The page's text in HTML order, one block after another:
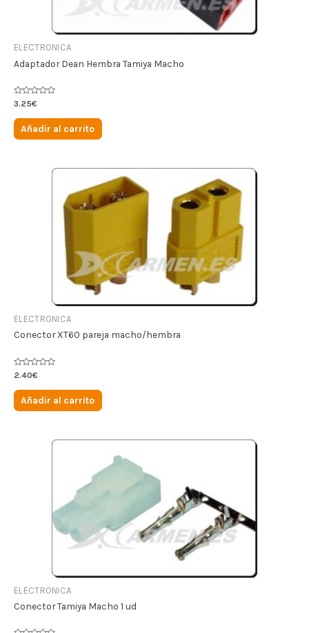
ELECTRONICA
Adaptador Dean Hembra Tamiya Macho
Valorado
0
de
3.25€
Añadir al carrito
ELECTRONICA
Conector XT60 pareja macho/hembra
Valorado
en
0
de
2.40€
Añadir al carrito
ELECTRONICA
Conector Tamiya Macho 1 ud